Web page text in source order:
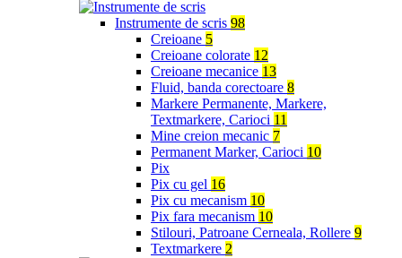
Instrumente de scris 98
Creioane 5
Creioane colorate 12
Creioane mecanice 13
Fluid, banda corectoare 8
Markere Permanente, Markere,
Textmarkere, Carioci 11
Mine creion mecanic 7
Permanent Marker, Carioci 10
Pix
Pix cu gel 16
Pix cu mecanism 10
Pix fara mecanism 10
Stilouri, Patroane Cerneala, Rollere 9
Textmarkere 2